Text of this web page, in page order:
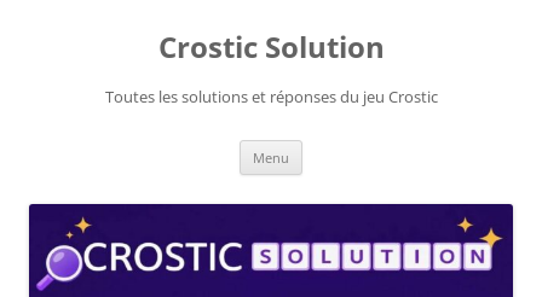
Crostic Solution
Toutes les solutions et réponses du jeu Crostic
Menu